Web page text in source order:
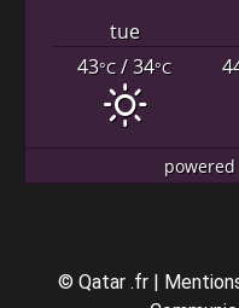
tue
43°C/ 34°C
© Qatar .fr